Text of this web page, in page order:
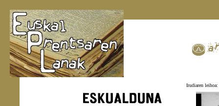
Irudiaren leihoa: